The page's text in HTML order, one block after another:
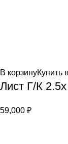
В корзинуКупить
Лист Г/К
59,000 ₽